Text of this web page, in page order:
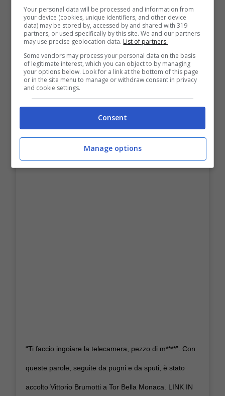
“Ti faccio ingoiare la telecamera, pezzo di m****”. Con
queste parole, seguite da pugni e da sputi, è stato
accolto Vittorio Brumotti a Tor Bella Monaca. LINK IN
Your personal data will be processed and information from
your device (cookies, unique identifiers, and other device
data) may be stored by, accessed by and shared with 319
partners, or used specifically by this site. We and our partners
may use precise geolocation data. List of partners.
Some vendors may process your personal data on the basis
of legitimate interest, which you can object to by managing
your options below. Look for a link at the bottom of this page
or in the site menu to manage or withdraw consent in privacy
and cookie settings.
Consent
Manage options